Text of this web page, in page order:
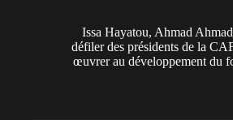
Issa Hayatou, Ahmad
défiler des présidents de la
œuvrer au développement du